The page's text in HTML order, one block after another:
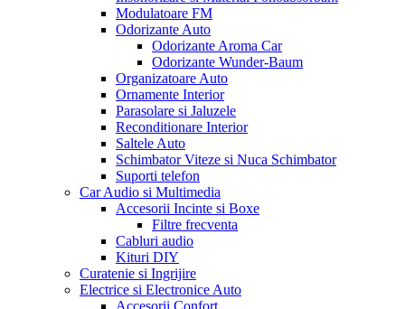
Modulatoare FM
Odorizante Auto
Odorizante Aroma Car
Odorizante Wunder-Baum
Organizatoare Auto
Ornamente Interior
Parasolare si Jaluzele
Reconditionare Interior
Saltele Auto
Schimbator Viteze si Nuca Schimbator
Suporti telefon
Car Audio si Multimedia
Accesorii Incinte si Boxe
Filtre frecventa
Cabluri audio
Kituri DIY
Curatenie si Ingrijire
Electrice si Electronice Auto
Accesorii Confort